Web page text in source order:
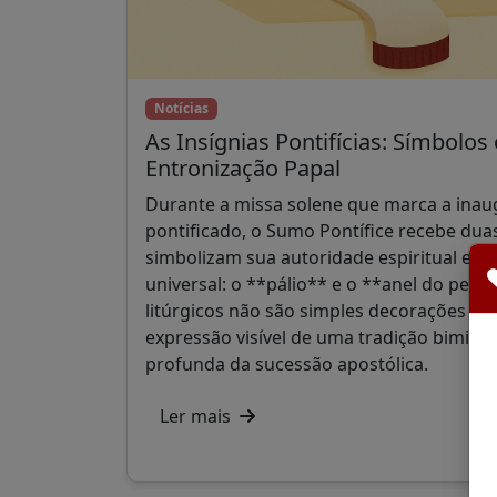
Notícias
As Insígnias Pontifícias: Símbolos
Entronização Papal
Durante a missa solene que marca a
pontificado, o Sumo Pontífice recebe
simbolizam sua autoridade espiritual e
universal: o **pálio** e o **anel do
litúrgicos não são simples decorações
expressão visível de uma tradição
profunda da sucessão apostólica.
Ler mais